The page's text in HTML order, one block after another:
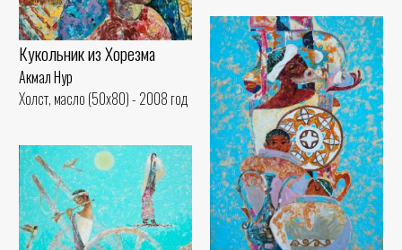
Кукольник из Хорезма
Акмал Нур
Холст, масло (50x80) - 2008 год